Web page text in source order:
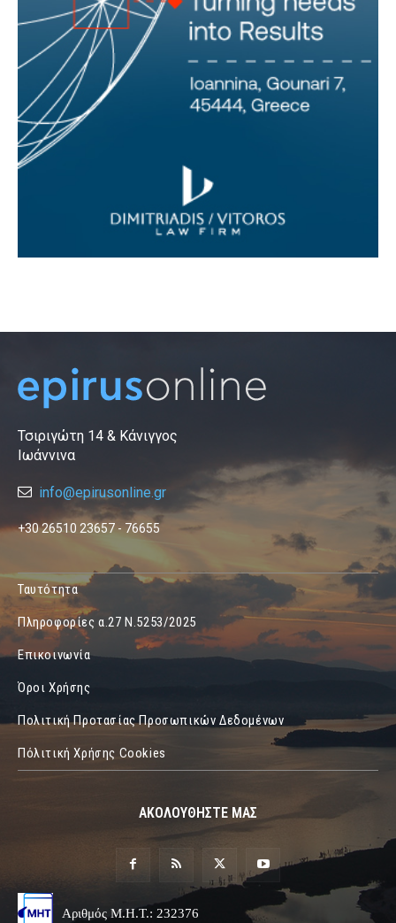
Τσιριγώτη 14 & Κάνιγγος
Ιωάννινα
info@epirusonline.gr
+30 26510 23657 - 76655
Ταυτότητα
Πληροφορίες α.27 Ν.5253/2025
Επικοινωνία
Όροι Χρήσης
Πολιτική Προτασίας Προσωπικών Δεδομένων
Πόλιτική Χρήσης Cookies
ΑΚΟΛΟΥΘΗΣΤΕ ΜΑΣ
Αριθμός Μ.Η.Τ.: 232376